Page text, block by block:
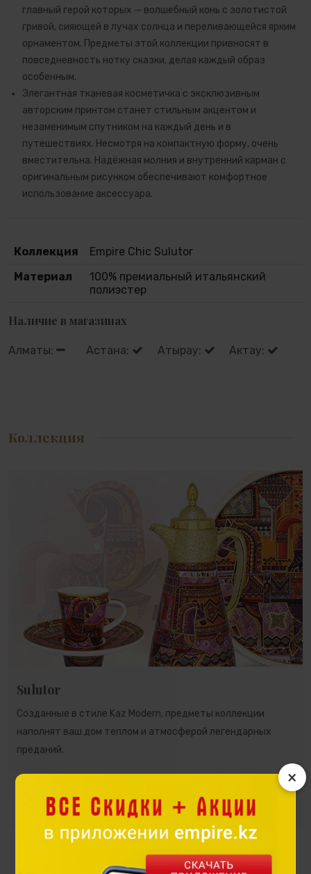
×
главный герой которых — волшебный конь с золотистой
гривой, сияющей в лучах солнца и переливающейся ярким
орнаментом. Предметы этой коллекции привносят в
повседневность нотку сказки, делая каждый образ
особенным.
Элегантная тканевая косметичка с эксклюзивным
авторским принтом станет стильным акцентом и
незаменимым спутником на каждый день и в
путешествиях. Несмотря на компактную форму, очень
вместительна. Надёжная молния и внутренний карман с
оригинальным рисунком обеспечивают комфортное
использование аксессуара.
Коллекция
Empire Chic Sulutor
Материал
100% премиальный итальянский
полиэстер
Наличие в магазинах
Алматы: Астана: Атырау: Актау:
Коллекция
Sulutor
Созданные в стиле Kaz Modern, предметы коллекции
наполнят ваш дом теплом и атмосферой легендарных
преданий.
Посмотреть